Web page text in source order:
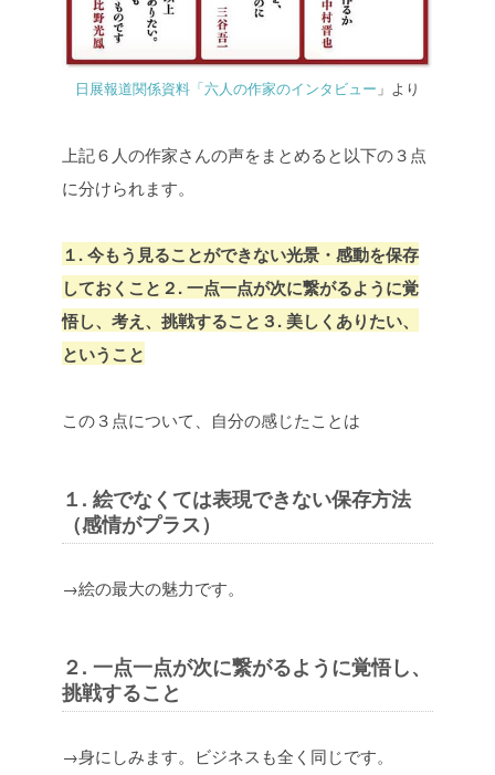
日展報道関係資料「六人の作家のインタビュー 」より
上記６人の作家さんの声をまとめると以下の３点
に分けられます。
１. 今もう見ることができない光景・感動を保存
しておくこと ２. 一点一点が次に繋がるように覚
悟し、考え、挑戦すること ３. 美しくありたい、
ということ
この３点について、自分の感じたことは
１. 絵でなくては表現できない保存方法
（感情がプラス）
→絵の最大の魅力です。
２. 一点一点が次に繋がるように覚悟し、
挑戦すること
→身にしみます。ビジネスも全く同じです。